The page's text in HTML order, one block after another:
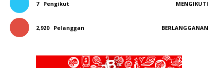
7 Pengikut MENGIKUTI
2,920 Pelanggan BERLANGGANAN